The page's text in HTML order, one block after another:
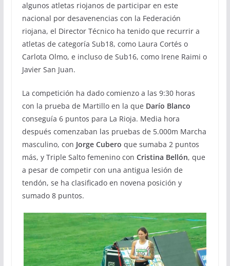
algunos atletas riojanos de participar en este
nacional por desavenencias con la Federación
riojana, el Director Técnico ha tenido que recurrir a
atletas de categoría Sub18, como Laura Cortés o
Carlota Olmo, e incluso de Sub16, como Irene Raimi o
Javier San Juan.
La competición ha dado comienzo a las 9:30 horas
con la prueba de Martillo en la que Darío Blanco
conseguía 6 puntos para La Rioja. Media hora
después comenzaban las pruebas de 5.000m Marcha
masculino, con Jorge Cubero que sumaba 2 puntos
más, y Triple Salto femenino con Cristina Bellón, que
a pesar de competir con una antigua lesión de
tendón, se ha clasificado en novena posición y
sumado 8 puntos.